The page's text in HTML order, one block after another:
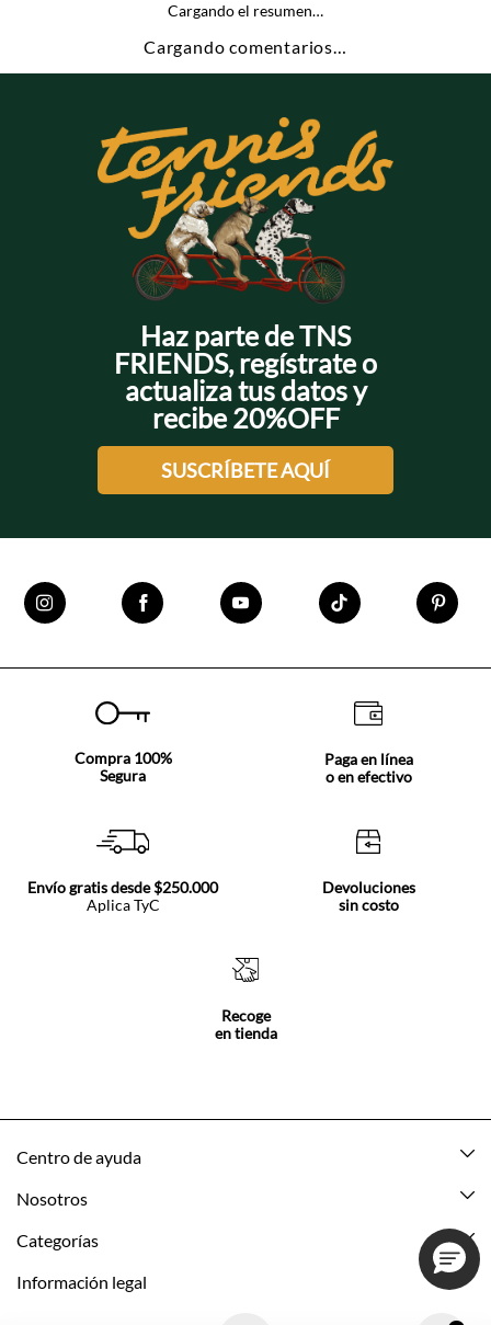
Cargando el resumen…
Cargando comentarios…
Haz parte de TNS
FRIENDS, regístrate o
actualiza tus datos y
recibe 20%OFF
SUSCRÍBETE AQUÍ
Compra 100%
Segura
Paga en línea
o en efectivo
Envío gratis desde $250.000
Aplica TyC
Devoluciones
sin costo
Recoge
en tienda
Centro de ayuda
Mis pedidos
Nosotros
Acerca de Tennis
Categorías
Nuevo
Información legal